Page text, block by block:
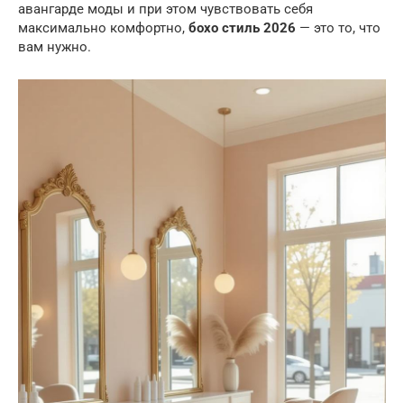
авангарде моды и при этом чувствовать себя
максимально комфортно, бохо стиль 2026 — это то, что
вам нужно.